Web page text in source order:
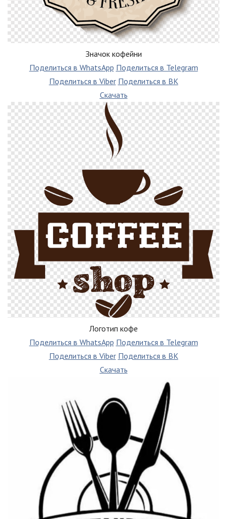
Значок кофейни
Поделиться в WhatsApp Поделиться в Telegram
Поделиться в Viber Поделиться в ВК
Скачать
Логотип кофе
Поделиться в WhatsApp Поделиться в Telegram
Поделиться в Viber Поделиться в ВК
Скачать